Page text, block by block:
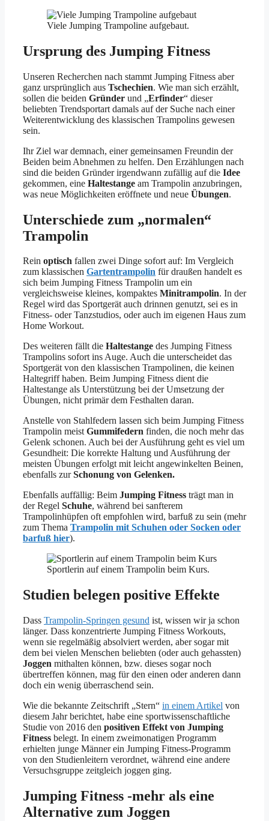
Viele Jumping Trampoline aufgebaut.
Ursprung des Jumping Fitness
Unseren Recherchen nach stammt Jumping Fitness aber
ganz ursprünglich aus Tschechien. Wie man sich erzählt,
sollen die beiden Gründer und „Erfinder“ dieser
beliebten Trendsportart damals auf der Suche nach einer
Weiterentwicklung des klassischen Trampolins gewesen
sein.
Ihr Ziel war demnach, einer gemeinsamen Freundin der
Beiden beim Abnehmen zu helfen. Den Erzählungen nach
sind die beiden Gründer irgendwann zufällig auf die Idee
gekommen, eine Haltestange am Trampolin anzubringen,
was neue Möglichkeiten eröffnete und neue Übungen.
Unterschiede zum „normalen“
Trampolin
Rein optisch fallen zwei Dinge sofort auf: Im Vergleich
zum klassischen Gartentrampolin für draußen handelt es
sich beim Jumping Fitness Trampolin um ein
vergleichsweise kleines, kompaktes Minitrampolin. In der
Regel wird das Sportgerät auch drinnen genutzt, sei es in
Fitness- oder Tanzstudios, oder auch im eigenen Haus zum
Home Workout.
Des weiteren fällt die Haltestange des Jumping Fitness
Trampolins sofort ins Auge. Auch die unterscheidet das
Sportgerät von den klassischen Trampolinen, die keinen
Haltegriff haben. Beim Jumping Fitness dient die
Haltestange als Unterstützung bei der Umsetzung der
Übungen, nicht primär dem Festhalten daran.
Anstelle von Stahlfedern lassen sich beim Jumping Fitness
Trampolin meistGummifedern finden, die noch mehr das
Gelenk schonen. Auch bei der Ausführung geht es viel um
Gesundheit: Die korrekte Haltung und Ausführung der
meisten Übungen erfolgt mit leicht angewinkelten Beinen,
ebenfalls zurSchonung von Gelenken.
Ebenfalls auffällig: Beim Jumping Fitness trägt man in
der Regel Schuhe, während bei sanfterem
Trampolinhüpfen oft empfohlen wird, barfuß zu sein (mehr
zum Thema Trampolin mit Schuhen oder Socken oder
barfuß hier).
Sportlerin auf einem Trampolin beim Kurs.
Studien belegen positive Effekte
Dass Trampolin-Springen gesund ist, wissen wir ja schon
länger. Dass konzentrierte Jumping Fitness Workouts,
wenn sie regelmäßig absolviert werden, aber sogar mit
dem bei vielen Menschen beliebten (oder auch gehassten)
Joggen mithalten können, bzw. dieses sogar noch
übertreffen können, mag für den einen oder anderen dann
doch ein wenig überraschend sein.
Wie die bekannte Zeitschrift „Stern“ in einem Artikel von
diesem Jahr berichtet, habe eine sportwissenschaftliche
Studie von 2016 den positiven Effekt von Jumping
Fitness belegt. In einem zweimonatigen Programm
erhielten junge Männer ein Jumping Fitness-Programm
von den Studienleitern verordnet, während eine andere
Versuchsgruppe zeitgleich joggen ging.
Jumping Fitness -mehr als eine
Alternative zum Joggen